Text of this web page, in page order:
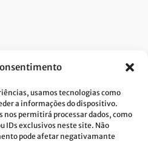
usamos tecnologias como
a informações do dispositivo.
nos permitirá processar dados, como
IDs exclusivos neste site. Não
pode afetar negativamante